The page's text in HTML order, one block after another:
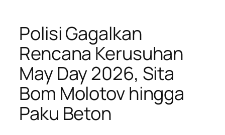
Polisi Gagalkan
Rencana Kerusuhan
May Day 2026, Sita
Bom Molotov hingga
Paku Beton